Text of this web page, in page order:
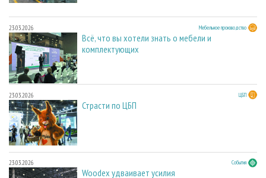
23.03.2026 Мебельное производство
Всё, что вы хотели знать о мебели и
комплектующих
23.03.2026 ЦБП
Страсти по ЦБП
23.03.2026 События
Woodex удваивает усилия